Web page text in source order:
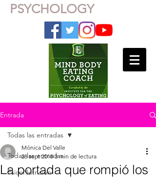
PSYCHOLOGY
Entrada
Todas las entradas
PsicoNutrición
Todas las entradas
La portada que rompió los
Mónica Del Valle
28 sept 2018 3 min de lectura